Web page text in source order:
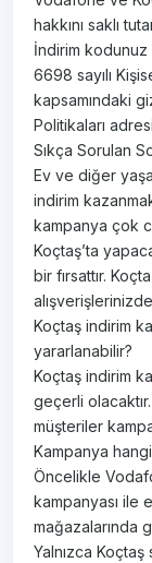
hakkını saklı
İndirim
6698 sayılı
kapsamındaki
Politikaları
Sıkça Sorulan
Ev ve diğer
indirim
kampanya çok
Koçtaş’ta
bir fırsattır.
Koçtaş indirim
yararlanabilir?
Koçtaş indirim
geçerli
müşteriler
Kampanya
Öncelikle
kampanyası ile
mağazalarında
Yalnızca Koçtaş